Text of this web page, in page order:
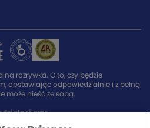
rozrywka. O to, czy będzie
obstawiając odpowiedzialnie i z pełną
może nieść ze sobą.
grze.